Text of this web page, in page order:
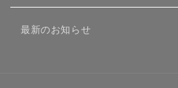
最新のお知らせ